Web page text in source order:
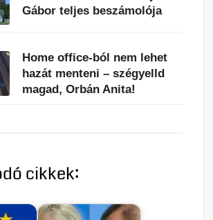
Gábor teljes beszámolója
Home office-ból nem lehet
hazát menteni – szégyelld
magad, Orbán Anita!
cikkek: